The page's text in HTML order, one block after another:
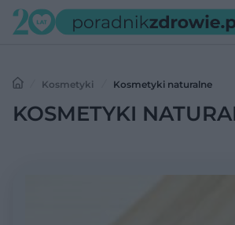
Kosmetyki Kosmetyki naturalne
KOSMETYKI